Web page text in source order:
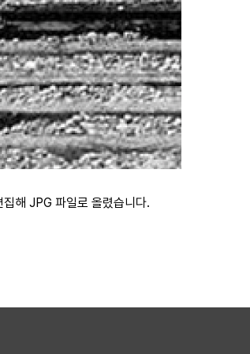
해 JPG 파일로 올렸습니다.